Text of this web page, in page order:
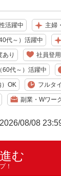
活躍中 主婦
代～）活躍中
あり 社員登
60代～）活躍中
OK フルタ
副業・Wワー
08/08
む
！